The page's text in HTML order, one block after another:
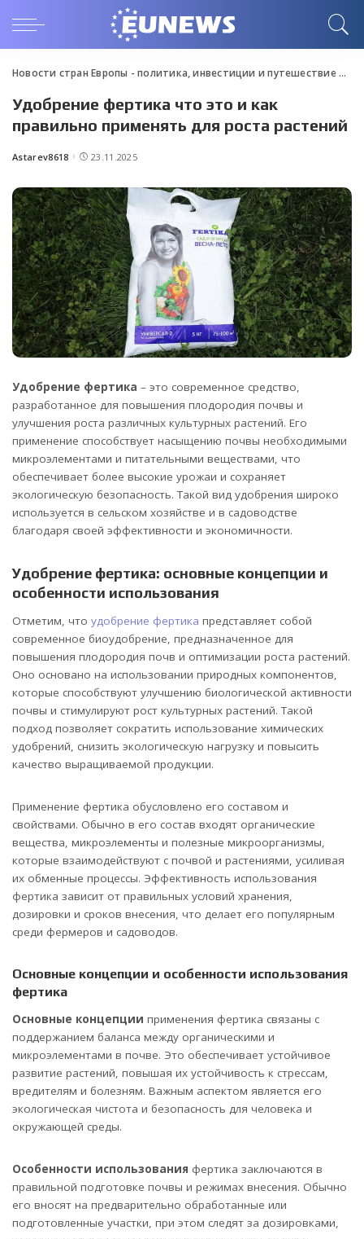
Новости стран Европы - политика, инвестиции и путешествие>
Удобрение фертика что это и как
правильно применять для роста растений
Posted
Astarev8618 23.11.2025
Удобрение фертика – это современное средство,
разработанное для повышения плодородия почвы и
улучшения роста различных культурных растений. Его
применение способствует насыщению почвы необходимыми
микроэлементами и питательными веществами, что
обеспечивает более высокие урожаи и сохраняет
экологическую безопасность. Такой вид удобрения широко
используется в сельском хозяйстве и в садоводстве
благодаря своей эффективности и экономичности.
Удобрение фертика: основные концепции и
особенности использования
Отметим, что удобрение фертика представляет собой
современное биоудобрение, предназначенное для
повышения плодородия почв и оптимизации роста растений.
Оно основано на использовании природных компонентов,
которые способствуют улучшению биологической активности
почвы и стимулируют рост культурных растений. Такой
подход позволяет сократить использование химических
удобрений, снизить экологическую нагрузку и повысить
качество выращиваемой продукции.
Применение фертика обусловлено его составом и
свойствами. Обычно в его состав входят органические
вещества, микроэлементы и полезные микроорганизмы,
которые взаимодействуют с почвой и растениями, усиливая
их обменные процессы. Эффективность использования
фертика зависит от правильных условий хранения,
дозировки и сроков внесения, что делает его популярным
среди фермеров и садоводов.
Основные концепции и особенности использования
фертика
Основные концепции применения фертика связаны с
поддержанием баланса между органическими и
микроэлементами в почве. Это обеспечивает устойчивое
развитие растений, повышая их устойчивость к стрессам,
вредителям и болезням. Важным аспектом является его
экологическая чистота и безопасность для человека и
окружающей среды.
Особенности использования фертика заключаются в
правильной подготовке почвы и режимах внесения. Обычно
его вносят на предварительно обработанные или
подготовленные участки, при этом следят за дозировками,